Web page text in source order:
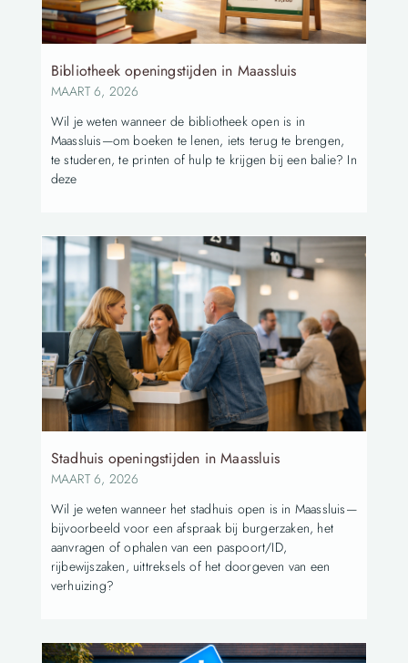
Bibliotheek openingstijden in Maassluis
MAART 6, 2026
Wil je weten wanneer de bibliotheek open is in
Maassluis—om boeken te lenen, iets terug te brengen,
te studeren, te printen of hulp te krijgen bij een balie? In
deze
Stadhuis openingstijden in Maassluis
MAART 6, 2026
Wil je weten wanneer het stadhuis open is in Maassluis—
bijvoorbeeld voor een afspraak bij burgerzaken, het
aanvragen of ophalen van een paspoort/ID,
rijbewijszaken, uittreksels of het doorgeven van een
verhuizing?